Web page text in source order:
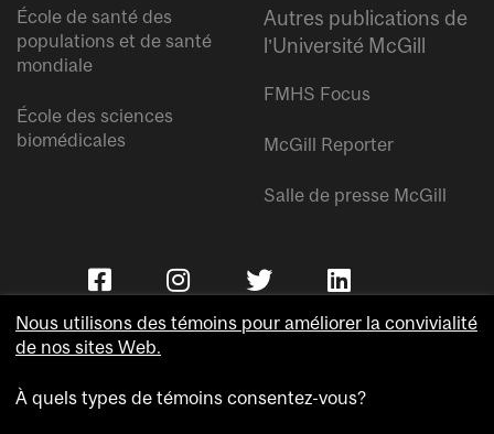
École de santé des
populations et de santé
mondiale
École des sciences
biomédicales
Autres publications de
l’Université McGill
FMHS Focus
McGill Reporter
Salle de presse McGill
Nous utilisons des témoins pour améliorer la convivialité
de nos sites Web.
À quels types de témoins consentez-vous?